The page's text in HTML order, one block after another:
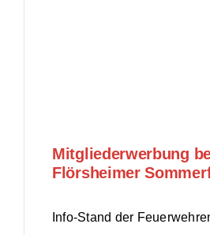
Mitgliederwerbung
Flörsheimer
Info-Stand der